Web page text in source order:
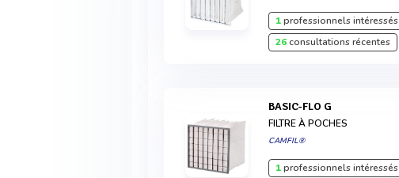
1professionnels intéressés
26consultations récentes
BASIC-FLO G
FILTRE À POCHES
CAMFIL®
1professionnels intéressés